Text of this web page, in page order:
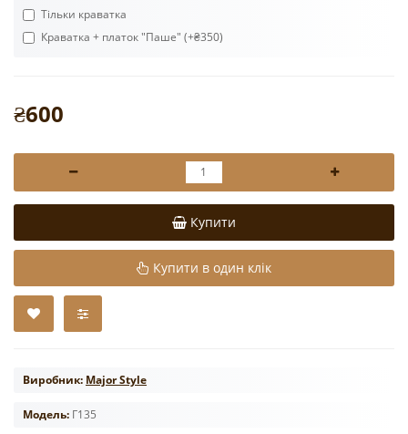
Тільки краватка
Краватка + платок "Паше" (+₴350)
₴600
Купити
Купити в один клік
Виробник: Major Style
Модель: Г135